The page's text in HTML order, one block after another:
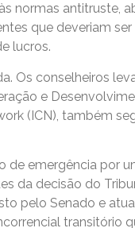
normas antitruste,
que deveriam ser
lucros.
Os conselheiros
e
(ICN), também
de emergência por
da decisão do
pelo Senado e
transitório